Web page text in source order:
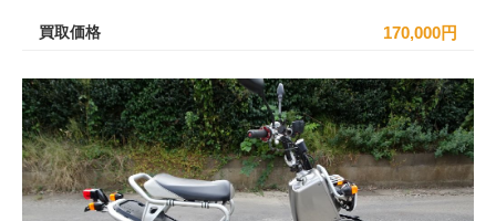
買取価格 170,000円